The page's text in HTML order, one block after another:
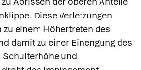
Diese Verletzungen
einem Höhertreten des
damit zu einer Einengung des
Schulterhöhe und